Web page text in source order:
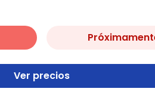
Ver precios